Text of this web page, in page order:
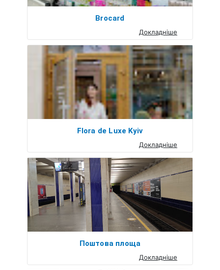
Brocard
Докладніше
Flora de Luxe Kyiv
Докладніше
Поштова площа
Докладніше